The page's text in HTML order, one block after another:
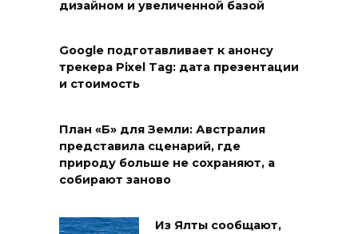
дизайном и увеличенной базой
Google подготавливает к анонсу
трекера Pixel Tag: дата презентации
и стоимость
План «Б» для Земли: Австралия
представила сценарий, где
природу больше не сохраняют, а
собирают заново
Из Ялты сообщают,